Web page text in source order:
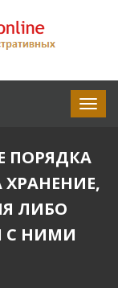
ПОРЯДКА
ЛИБО
С НИМИ